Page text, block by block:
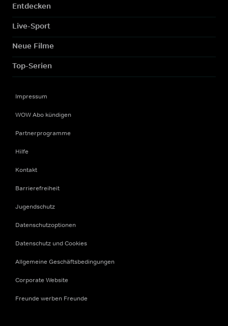
Entdecken
Live-Sport
Neue Filme
Top-Serien
Impressum
WOW Abo kündigen
Partnerprogramme
Hilfe
Kontakt
Barrierefreiheit
Jugendschutz
Datenschutzoptionen
Datenschutz und Cookies
Allgemeine Geschäftsbedingungen
Corporate Website
Freunde werben Freunde